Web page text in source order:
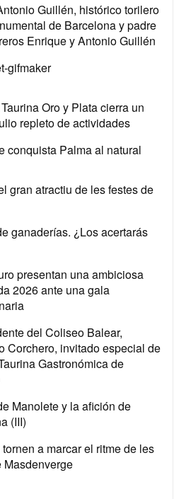
Guillén, histórico torilero
de Barcelona y padre
Enrique y Antonio Guillén
gifmaker
Oro y Plata cierra un
repleto de actividades
conquista Palma al natural
gran atractiu de les festes de
ganaderías. ¿Los acertarás
presentan una ambiciosa
2026 ante una gala
del Coliseo Balear,
Corchero, invitado especial de
Gastronómica de
Manolete y la afición de
(III)
a marcar el ritme de les
Masdenverge